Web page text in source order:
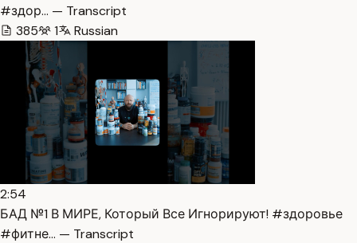
#здор… — Transcript
385
1 Russian
2:54
БАД №1 В МИРЕ, Который Все Игнорируют! #здоровье
#фитне… — Transcript